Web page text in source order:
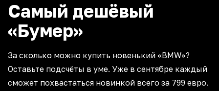
Самый дешёвый
«Бумер»
За сколько можно купить новенький «BMW»?
Оставьте подсчёты в уме. Уже в сентябре каждый
сможет похвастаться новинкой всего за 799 евро.